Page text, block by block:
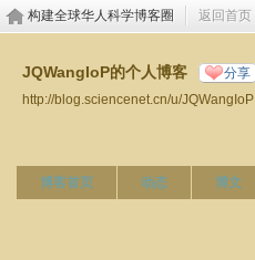
构建全球华人科学博客圈 返回首页
JQWangIoP的个人博客 分享
http://blog.sciencenet.cn/u/JQWangIoP
博客首页 动态 博文